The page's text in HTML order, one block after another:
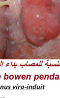
viro-induit